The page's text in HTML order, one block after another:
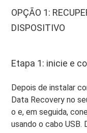
OPÇÃO 1:
DISPOSITIVO
Etapa 1: inicie e
Depois de instalar
Data Recovery no
o e, em seguida,
usando o cabo